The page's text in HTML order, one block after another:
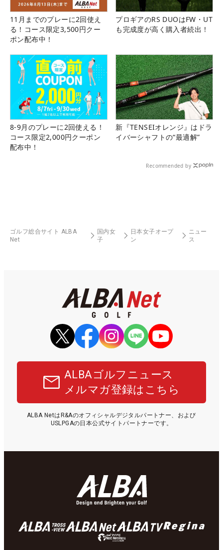
11月までのプレーに2回使え
る！コース限定3,500円クー
ポン配布中！
プロギアのRS DUOはFW・UT
も完成度が高く購入者続出！
8-9月のプレーに2回使える！
コース限定2,000円クーポン
配布中！
新『TENSEIオレンジ』はドラ
イバーシャフトの“最適解”
Recommended by
ゴルフ総合サイト ALBA
Net
国内女
子
日本女子オープ
ン
ニュー
ス
ALBAゴルフニュース
メルマガ登録はこちら
ALBA NetはR&Aのオフィシャルデジタルパートナー、および
USLPGAの日本公式サイトパートナーです。